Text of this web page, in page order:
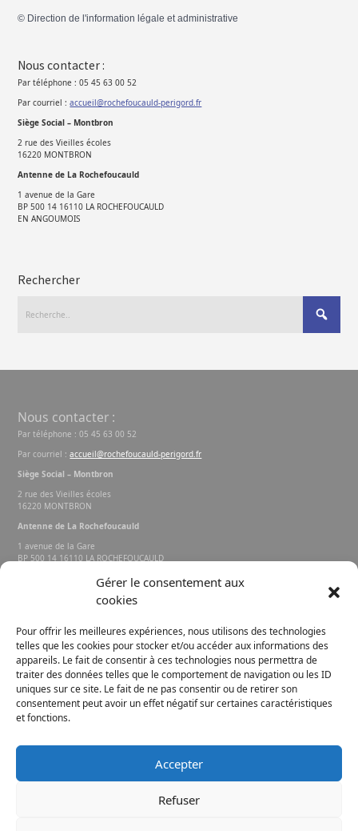
Gérer le consentement aux
cookies
Pour offrir les meilleures expériences, nous utilisons des technologies
telles que les cookies pour stocker et/ou accéder aux informations des
appareils. Le fait de consentir à ces technologies nous permettra de
traiter des données telles que le comportement de navigation ou les ID
uniques sur ce site. Le fait de ne pas consentir ou de retirer son
consentement peut avoir un effet négatif sur certaines caractéristiques
et fonctions.
Accepter
Refuser
© Direction de l'information légale et administrative
Nous contacter :
Par téléphone : 05 45 63 00 52
Par courriel :accueil@rochefoucauld-perigord.fr
Siège Social – Montbron
2 rue des Vieilles écoles
16220 MONTBRON
Antenne de La Rochefoucauld
1 avenue de la Gare
BP 500 14 16110 LA ROCHEFOUCAULD
EN ANGOUMOIS
Rechercher
Nous contacter :
Par téléphone : 05 45 63 00 52
Par courriel :accueil@rochefoucauld-perigord.fr
Siège Social – Montbron
2 rue des Vieilles écoles
16220 MONTBRON
Antenne de La Rochefoucauld
1 avenue de la Gare
BP 500 14 16110 LA ROCHEFOUCAULD